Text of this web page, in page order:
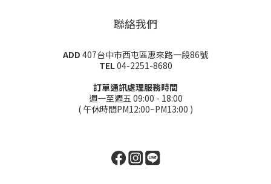
聯絡我們
ADD 407台中市西屯區惠來路一段86號
TEL04-2251-8680
訂單通訊處理服務時間
週一至週五 09:00 - 18:00
( 午休時間PM12:00~PM13:00 )